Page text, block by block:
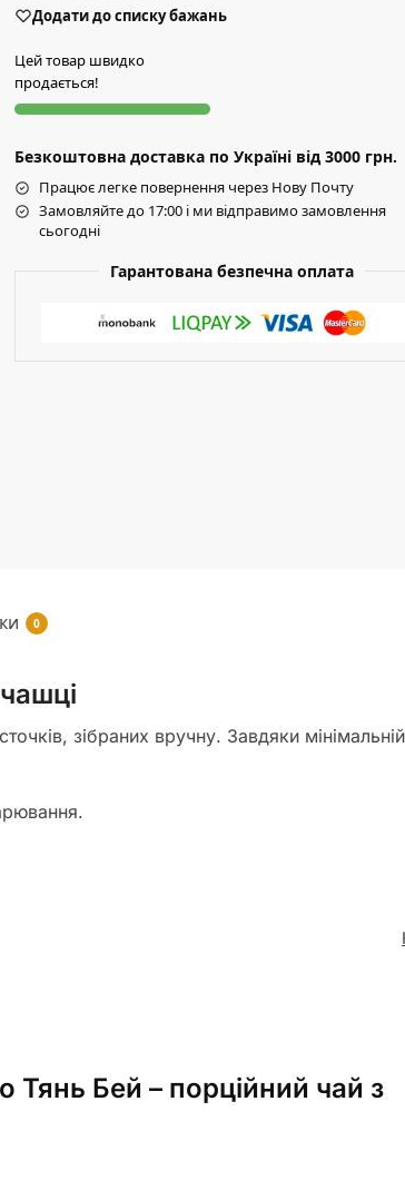
Додати до списку бажань
Цей товар швидко
продається!
Безкоштовна доставка по Україні від 3000 грн.
Працює легке повернення через Нову Почту
Замовляйте до 17:00 і ми відправимо замовлення
сьогодні
Гарантована безпечна оплата
0
зібраних вручну. Завдяки мінімальній
Тянь Бей – порційний чай з